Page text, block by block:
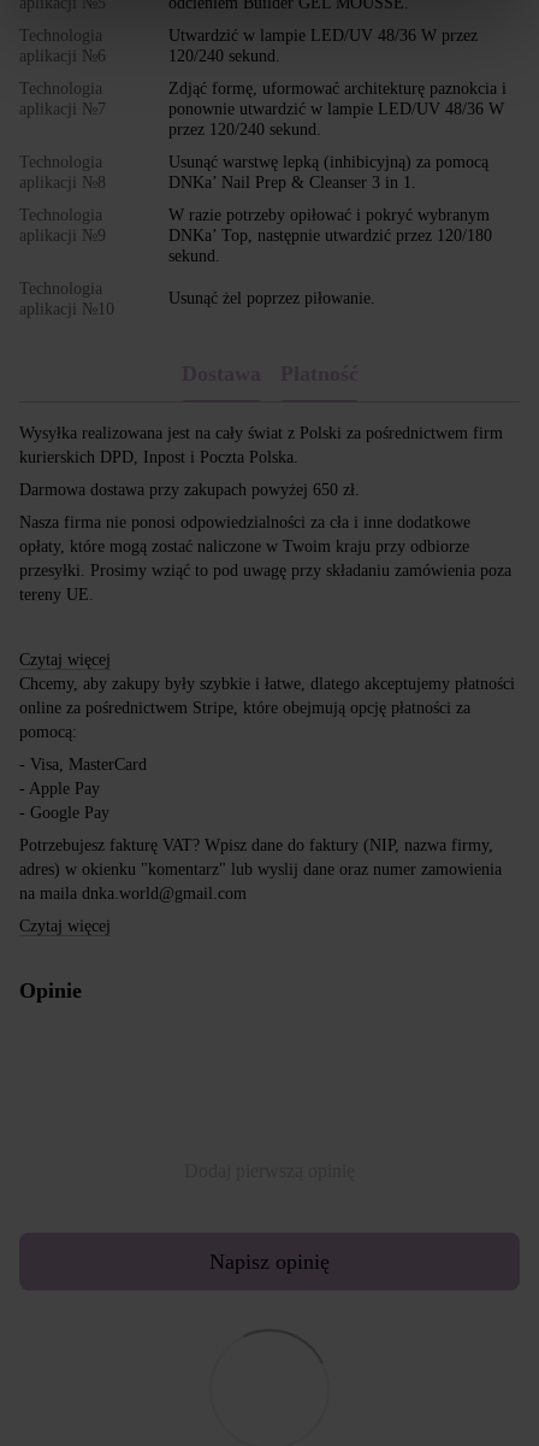
Technologia
aplikacji №6
Utwardzić w lampie LED/UV 48/36 W przez
120/240 sekund.
Technologia
aplikacji №7
Zdjąć formę, uformować architekturę paznokcia i
ponownie utwardzić w lampie LED/UV 48/36 W
przez 120/240 sekund.
Technologia
aplikacji №8
Usunąć warstwę lepką (inhibicyjną) za pomocą
DNKa’ Nail Prep & Cleanser 3 in 1.
Technologia
aplikacji №9
W razie potrzeby opiłować i pokryć wybranym
DNKa’ Top, następnie utwardzić przez 120/180
sekund.
Technologia
aplikacji №10
Usunąć żel poprzez piłowanie.
Wysyłka realizowana jest na cały świat z Polski za pośrednictwem firm
kurierskich DPD, Inpost i Poczta Polska.
Darmowa dostawa przy zakupach powyżej 650 zł.
Nasza firma nie ponosi odpowiedzialności za cła i inne dodatkowe
opłaty, które mogą zostać naliczone w Twoim kraju przy odbiorze
przesyłki. Prosimy wziąć to pod uwagę przy składaniu zamówienia poza
tereny UE.
Czytaj więcej
Chcemy, aby zakupy były szybkie i łatwe, dlatego akceptujemy płatności
online za pośrednictwem Stripe, które obejmują opcję płatności za
pomocą:
- Visa, MasterCard
- Apple Pay
- Google Pay
Potrzebujesz fakturę VAT? Wpisz dane do faktury (NIP, nazwa firmy,
adres) w okienku "komentarz" lub wyslij dane oraz numer zamowienia
na maila dnka.world@gmail.com
Czytaj więcej
Opinie
Napisz opinię